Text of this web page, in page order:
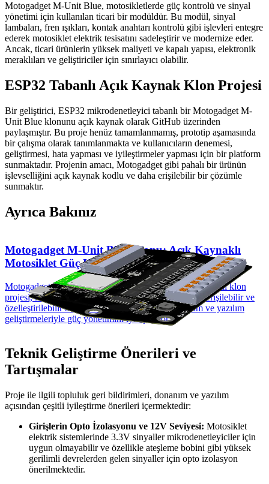
Motogadget M-Unit Blue, motosikletlerde güç kontrolü ve sinyal
yönetimi için kullanılan ticari bir modüldür. Bu modül, sinyal
lambaları, fren ışıkları, kontak anahtarı kontrolü gibi işlevleri entegre
ederek motosiklet elektrik tesisatını sadeleştirir ve modernize eder.
Ancak, ticari ürünlerin yüksek maliyeti ve kapalı yapısı, elektronik
meraklıları ve geliştiriciler için sınırlayıcı olabilir.
ESP32 Tabanlı Açık Kaynak Klon Projesi
Bir geliştirici, ESP32 mikrodenetleyici tabanlı bir Motogadget M-
Unit Blue klonunu açık kaynak olarak GitHub üzerinden
paylaşmıştır. Bu proje henüz tamamlanmamış, prototip aşamasında
bir çalışma olarak tanımlanmakta ve kullanıcıların denemesi,
geliştirmesi, hata yapması ve iyileştirmeler yapması için bir platform
sunmaktadır. Projenin amacı, Motogadget gibi pahalı bir ürünün
işlevselliğini açık kaynak kodlu ve daha erişilebilir bir çözümle
sunmaktır.
Ayrıca Bakınız
Motogadget M-Unit Blue Klonu: Açık Kaynaklı
Motosiklet Güç Kontrolü ve Modernizasyonu
Motogadget M-Unit Blue'nun açık kaynaklı ESP32 tabanlı klon
projesi, motosiklet güç kontrolünü modernize ederek erişilebilir ve
özelleştirilebilir bir alternatif sunuyor. Proje donanım ve yazılım
geliştirmeleriyle güç yönetimini iyileştiriyor.
Teknik Geliştirme Önerileri ve
Tartışmalar
Proje ile ilgili topluluk geri bildirimleri, donanım ve yazılım
açısından çeşitli iyileştirme önerileri içermektedir:
Girişlerin Opto İzolasyonu ve 12V Seviyesi: Motosiklet
elektrik sistemlerinde 3.3V sinyaller mikrodenetleyiciler için
uygun olmayabilir ve özellikle ateşleme bobini gibi yüksek
gerilimli devrelerden gelen sinyaller için opto izolasyon
önerilmektedir.